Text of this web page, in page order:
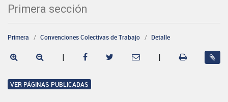
Primera sección
Primera Convenciones Colectivas de Trabajo Detalle
| |
VER PÁGINAS PUBLICADAS